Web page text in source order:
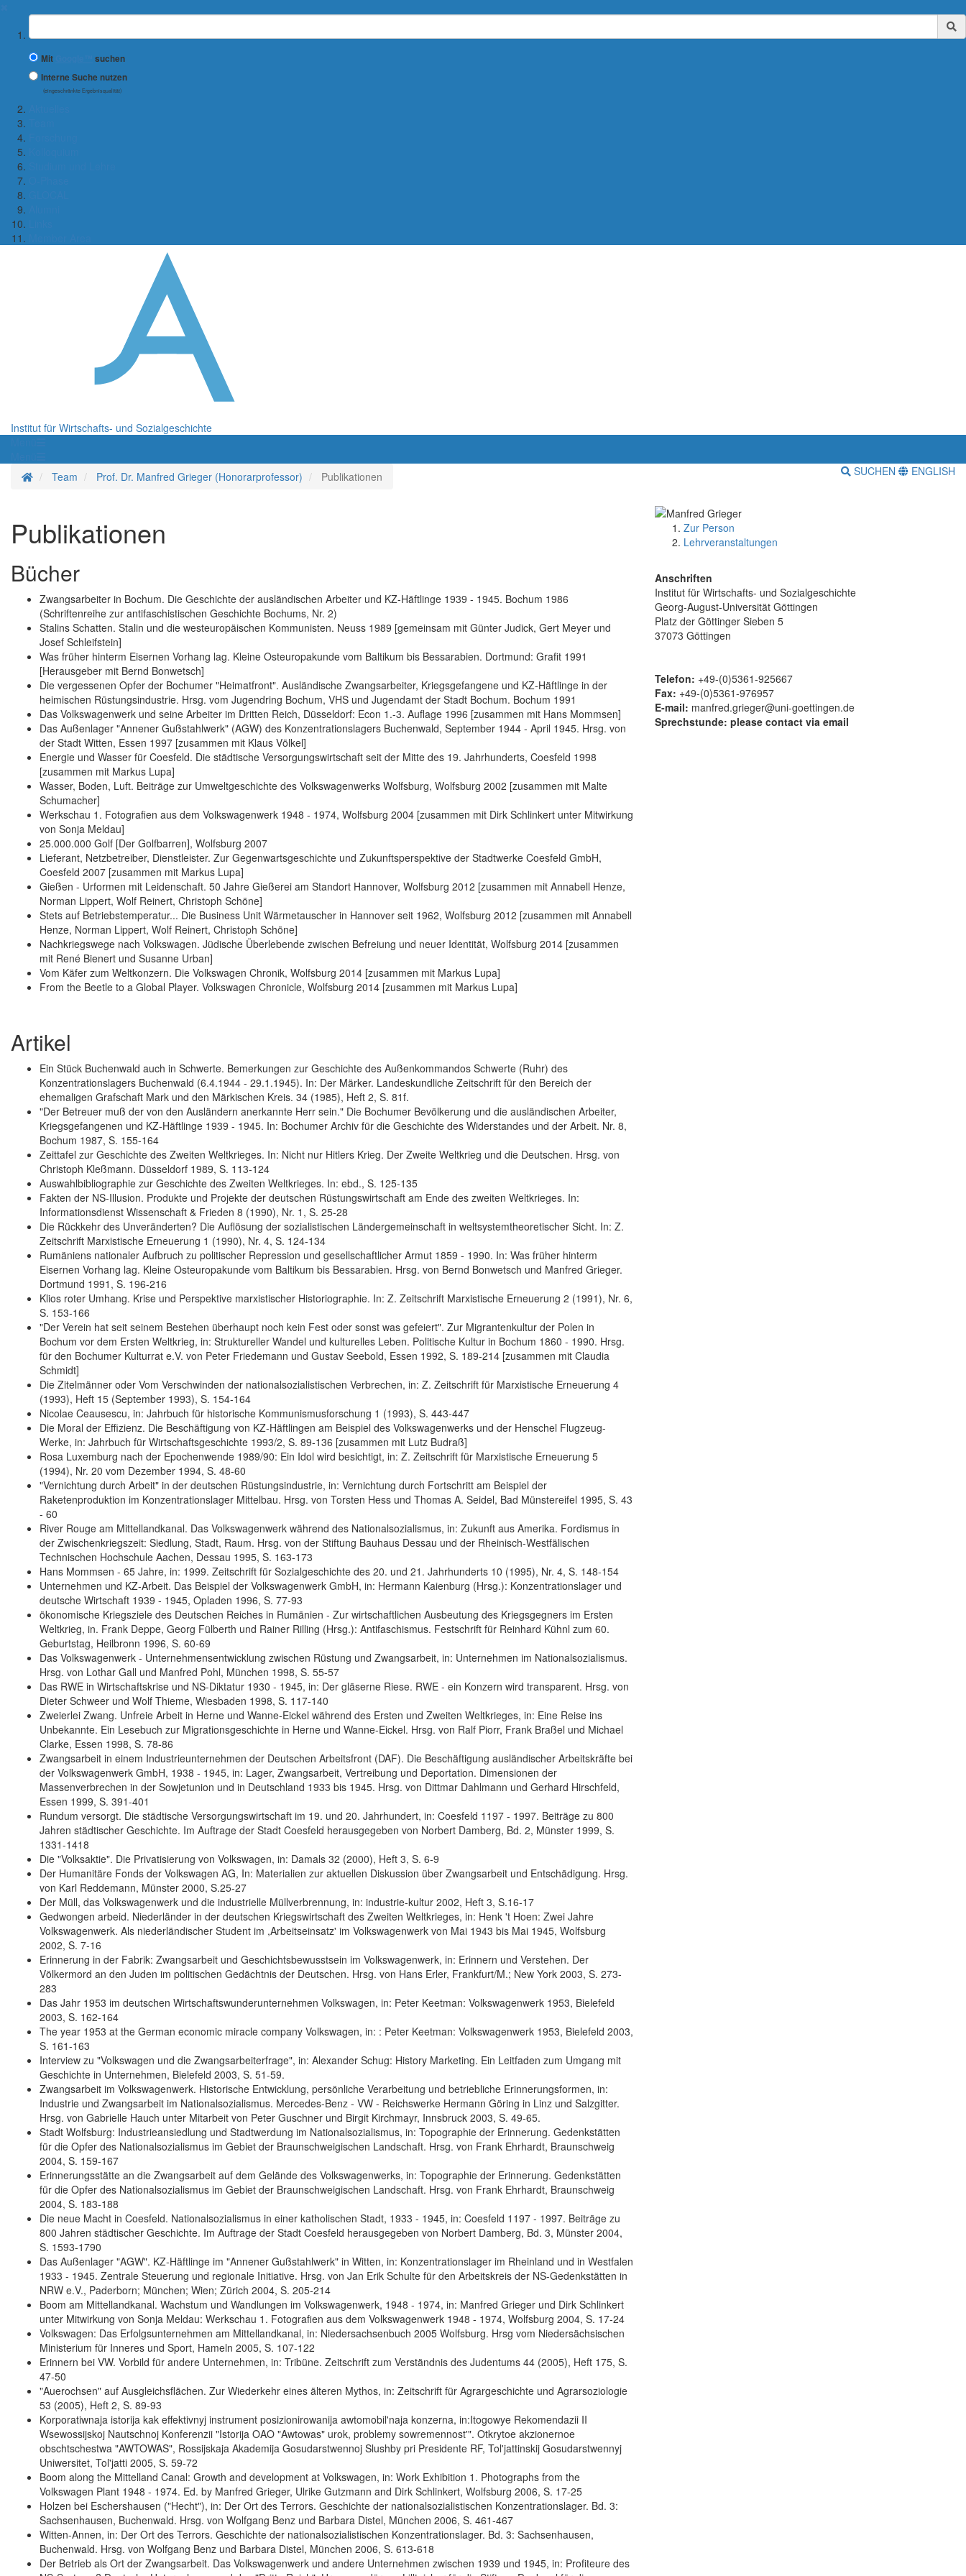
Suchbegriff
Mit
suchen
Interne Suche nutzen
(eingeschränkte Ergebnisqualität)
Institut für Wirtschafts- und Sozialgeschichte
Startseite
Team Prof. Dr. Manfred Grieger (Honorarprofessor) Publikationen SUCHEN ENGLISH
Publikationen
Bücher
Zwangsarbeiter in Bochum. Die Geschichte der ausländischen Arbeiter und KZ-Häftlinge 1939 - 1945. Bochum 1986
(Schriftenreihe zur antifaschistischen Geschichte Bochums, Nr. 2)
Stalins Schatten. Stalin und die westeuropäischen Kommunisten. Neuss 1989 [gemeinsam mit Günter Judick, Gert Meyer und
Josef Schleifstein]
Was früher hinterm Eisernen Vorhang lag. Kleine Osteuropakunde vom Baltikum bis Bessarabien. Dortmund: Grafit 1991
[Herausgeber mit Bernd Bonwetsch]
Die vergessenen Opfer der Bochumer "Heimatfront". Ausländische Zwangsarbeiter, Kriegsgefangene und KZ-Häftlinge in der
heimischen Rüstungsindustrie. Hrsg. vom Jugendring Bochum, VHS und Jugendamt der Stadt Bochum. Bochum 1991
Das Volkswagenwerk und seine Arbeiter im Dritten Reich, Düsseldorf: Econ 1.-3. Auflage 1996 [zusammen mit Hans Mommsen]
Das Außenlager "Annener Gußstahlwerk" (AGW) des Konzentrationslagers Buchenwald, September 1944 - April 1945. Hrsg. von
der Stadt Witten, Essen 1997 [zusammen mit Klaus Völkel]
Energie und Wasser für Coesfeld. Die städtische Versorgungswirtschaft seit der Mitte des 19. Jahrhunderts, Coesfeld 1998
[zusammen mit Markus Lupa]
Wasser, Boden, Luft. Beiträge zur Umweltgeschichte des Volkswagenwerks Wolfsburg, Wolfsburg 2002 [zusammen mit Malte
Schumacher]
Werkschau 1. Fotografien aus dem Volkswagenwerk 1948 - 1974, Wolfsburg 2004 [zusammen mit Dirk Schlinkert unter Mitwirkung
von Sonja Meldau]
25.000.000 Golf [Der Golfbarren], Wolfsburg 2007
Lieferant, Netzbetreiber, Dienstleister. Zur Gegenwartsgeschichte und Zukunftsperspektive der Stadtwerke Coesfeld GmbH,
Coesfeld 2007 [zusammen mit Markus Lupa]
Gießen - Urformen mit Leidenschaft. 50 Jahre Gießerei am Standort Hannover, Wolfsburg 2012 [zusammen mit Annabell Henze,
Norman Lippert, Wolf Reinert, Christoph Schöne]
Stets auf Betriebstemperatur... Die Business Unit Wärmetauscher in Hannover seit 1962, Wolfsburg 2012 [zusammen mit Annabell
Henze, Norman Lippert, Wolf Reinert, Christoph Schöne]
Nachkriegswege nach Volkswagen. Jüdische Überlebende zwischen Befreiung und neuer Identität, Wolfsburg 2014 [zusammen
mit René Bienert und Susanne Urban]
Vom Käfer zum Weltkonzern. Die Volkswagen Chronik, Wolfsburg 2014 [zusammen mit Markus Lupa]
From the Beetle to a Global Player. Volkswagen Chronicle, Wolfsburg 2014 [zusammen mit Markus Lupa]
Artikel
Ein Stück Buchenwald auch in Schwerte. Bemerkungen zur Geschichte des Außenkommandos Schwerte (Ruhr) des
Konzentrationslagers Buchenwald (6.4.1944 - 29.1.1945). In: Der Märker. Landeskundliche Zeitschrift für den Bereich der
ehemaligen Grafschaft Mark und den Märkischen Kreis. 34 (1985), Heft 2, S. 81f.
"Der Betreuer muß der von den Ausländern anerkannte Herr sein." Die Bochumer Bevölkerung und die ausländischen Arbeiter,
Kriegsgefangenen und KZ-Häftlinge 1939 - 1945. In: Bochumer Archiv für die Geschichte des Widerstandes und der Arbeit. Nr. 8,
Bochum 1987, S. 155-164
Zeittafel zur Geschichte des Zweiten Weltkrieges. In: Nicht nur Hitlers Krieg. Der Zweite Weltkrieg und die Deutschen. Hrsg. von
Christoph Kleßmann. Düsseldorf 1989, S. 113-124
Auswahlbibliographie zur Geschichte des Zweiten Weltkrieges. In: ebd., S. 125-135
Fakten der NS-Illusion. Produkte und Projekte der deutschen Rüstungswirtschaft am Ende des zweiten Weltkrieges. In:
Informationsdienst Wissenschaft & Frieden 8 (1990), Nr. 1, S. 25-28
Die Rückkehr des Unveränderten? Die Auflösung der sozialistischen Ländergemeinschaft in weltsystemtheoretischer Sicht. In: Z.
Zeitschrift Marxistische Erneuerung 1 (1990), Nr. 4, S. 124-134
Rumäniens nationaler Aufbruch zu politischer Repression und gesellschaftlicher Armut 1859 - 1990. In: Was früher hinterm
Eisernen Vorhang lag. Kleine Osteuropakunde vom Baltikum bis Bessarabien. Hrsg. von Bernd Bonwetsch und Manfred Grieger.
Dortmund 1991, S. 196-216
Klios roter Umhang. Krise und Perspektive marxistischer Historiographie. In: Z. Zeitschrift Marxistische Erneuerung 2 (1991), Nr. 6,
S. 153-166
"Der Verein hat seit seinem Bestehen überhaupt noch kein Fest oder sonst was gefeiert". Zur Migrantenkultur der Polen in
Bochum vor dem Ersten Weltkrieg, in: Struktureller Wandel und kulturelles Leben. Politische Kultur in Bochum 1860 - 1990. Hrsg.
für den Bochumer Kulturrat e.V. von Peter Friedemann und Gustav Seebold, Essen 1992, S. 189-214 [zusammen mit Claudia
Schmidt]
Die Zitelmänner oder Vom Verschwinden der nationalsozialistischen Verbrechen, in: Z. Zeitschrift für Marxistische Erneuerung 4
(1993), Heft 15 (September 1993), S. 154-164
Nicolae Ceausescu, in: Jahrbuch für historische Kommunismusforschung 1 (1993), S. 443-447
Die Moral der Effizienz. Die Beschäftigung von KZ-Häftlingen am Beispiel des Volkswagenwerks und der Henschel Flugzeug-
Werke, in: Jahrbuch für Wirtschaftsgeschichte 1993/2, S. 89-136 [zusammen mit Lutz Budraß]
Rosa Luxemburg nach der Epochenwende 1989/90: Ein Idol wird besichtigt, in: Z. Zeitschrift für Marxistische Erneuerung 5
(1994), Nr. 20 vom Dezember 1994, S. 48-60
"Vernichtung durch Arbeit" in der deutschen Rüstungsindustrie, in: Vernichtung durch Fortschritt am Beispiel der
Raketenproduktion im Konzentrationslager Mittelbau. Hrsg. von Torsten Hess und Thomas A. Seidel, Bad Münstereifel 1995, S. 43
- 60
River Rouge am Mittellandkanal. Das Volkswagenwerk während des Nationalsozialismus, in: Zukunft aus Amerika. Fordismus in
der Zwischenkriegszeit: Siedlung, Stadt, Raum. Hrsg. von der Stiftung Bauhaus Dessau und der Rheinisch-Westfälischen
Technischen Hochschule Aachen, Dessau 1995, S. 163-173
Hans Mommsen - 65 Jahre, in: 1999. Zeitschrift für Sozialgeschichte des 20. und 21. Jahrhunderts 10 (1995), Nr. 4, S. 148-154
Unternehmen und KZ-Arbeit. Das Beispiel der Volkswagenwerk GmbH, in: Hermann Kaienburg (Hrsg.): Konzentrationslager und
deutsche Wirtschaft 1939 - 1945, Opladen 1996, S. 77-93
ökonomische Kriegsziele des Deutschen Reiches in Rumänien - Zur wirtschaftlichen Ausbeutung des Kriegsgegners im Ersten
Weltkrieg, in. Frank Deppe, Georg Fülberth und Rainer Rilling (Hrsg.): Antifaschismus. Festschrift für Reinhard Kühnl zum 60.
Geburtstag, Heilbronn 1996, S. 60-69
Das Volkswagenwerk - Unternehmensentwicklung zwischen Rüstung und Zwangsarbeit, in: Unternehmen im Nationalsozialismus.
Hrsg. von Lothar Gall und Manfred Pohl, München 1998, S. 55-57
Das RWE in Wirtschaftskrise und NS-Diktatur 1930 - 1945, in: Der gläserne Riese. RWE - ein Konzern wird transparent. Hrsg. von
Dieter Schweer und Wolf Thieme, Wiesbaden 1998, S. 117-140
Zweierlei Zwang. Unfreie Arbeit in Herne und Wanne-Eickel während des Ersten und Zweiten Weltkrieges, in: Eine Reise ins
Unbekannte. Ein Lesebuch zur Migrationsgeschichte in Herne und Wanne-Eickel. Hrsg. von Ralf Piorr, Frank Braßel und Michael
Clarke, Essen 1998, S. 78-86
Zwangsarbeit in einem Industrieunternehmen der Deutschen Arbeitsfront (DAF). Die Beschäftigung ausländischer Arbeitskräfte bei
der Volkswagenwerk GmbH, 1938 - 1945, in: Lager, Zwangsarbeit, Vertreibung und Deportation. Dimensionen der
Massenverbrechen in der Sowjetunion und in Deutschland 1933 bis 1945. Hrsg. von Dittmar Dahlmann und Gerhard Hirschfeld,
Essen 1999, S. 391-401
Rundum versorgt. Die städtische Versorgungswirtschaft im 19. und 20. Jahrhundert, in: Coesfeld 1197 - 1997. Beiträge zu 800
Jahren städtischer Geschichte. Im Auftrage der Stadt Coesfeld herausgegeben von Norbert Damberg, Bd. 2, Münster 1999, S.
1331-1418
Die "Volksaktie". Die Privatisierung von Volkswagen, in: Damals 32 (2000), Heft 3, S. 6-9
Der Humanitäre Fonds der Volkswagen AG, In: Materialien zur aktuellen Diskussion über Zwangsarbeit und Entschädigung. Hrsg.
von Karl Reddemann, Münster 2000, S.25-27
Der Müll, das Volkswagenwerk und die industrielle Müllverbrennung, in: industrie-kultur 2002, Heft 3, S.16-17
Gedwongen arbeid. Niederländer in der deutschen Kriegswirtschaft des Zweiten Weltkrieges, in: Henk 't Hoen: Zwei Jahre
Volkswagenwerk. Als niederländischer Student im ,Arbeitseinsatz' im Volkswagenwerk von Mai 1943 bis Mai 1945, Wolfsburg
2002, S. 7-16
Erinnerung in der Fabrik: Zwangsarbeit und Geschichtsbewusstsein im Volkswagenwerk, in: Erinnern und Verstehen. Der
Völkermord an den Juden im politischen Gedächtnis der Deutschen. Hrsg. von Hans Erler, Frankfurt/M.; New York 2003, S. 273-
283
Das Jahr 1953 im deutschen Wirtschaftswunderunternehmen Volkswagen, in: Peter Keetman: Volkswagenwerk 1953, Bielefeld
2003, S. 162-164
The year 1953 at the German economic miracle company Volkswagen, in: : Peter Keetman: Volkswagenwerk 1953, Bielefeld 2003,
S. 161-163
Interview zu "Volkswagen und die Zwangsarbeiterfrage", in: Alexander Schug: History Marketing. Ein Leitfaden zum Umgang mit
Geschichte in Unternehmen, Bielefeld 2003, S. 51-59.
Zwangsarbeit im Volkswagenwerk. Historische Entwicklung, persönliche Verarbeitung und betriebliche Erinnerungsformen, in:
Industrie und Zwangsarbeit im Nationalsozialismus. Mercedes-Benz - VW - Reichswerke Hermann Göring in Linz und Salzgitter.
Hrsg. von Gabrielle Hauch unter Mitarbeit von Peter Guschner und Birgit Kirchmayr, Innsbruck 2003, S. 49-65.
Stadt Wolfsburg: Industrieansiedlung und Stadtwerdung im Nationalsozialismus, in: Topographie der Erinnerung. Gedenkstätten
für die Opfer des Nationalsozialismus im Gebiet der Braunschweigischen Landschaft. Hrsg. von Frank Ehrhardt, Braunschweig
2004, S. 159-167
Erinnerungsstätte an die Zwangsarbeit auf dem Gelände des Volkswagenwerks, in: Topographie der Erinnerung. Gedenkstätten
für die Opfer des Nationalsozialismus im Gebiet der Braunschweigischen Landschaft. Hrsg. von Frank Ehrhardt, Braunschweig
2004, S. 183-188
Die neue Macht in Coesfeld. Nationalsozialismus in einer katholischen Stadt, 1933 - 1945, in: Coesfeld 1197 - 1997. Beiträge zu
800 Jahren städtischer Geschichte. Im Auftrage der Stadt Coesfeld herausgegeben von Norbert Damberg, Bd. 3, Münster 2004,
S. 1593-1790
Das Außenlager "AGW". KZ-Häftlinge im "Annener Gußstahlwerk" in Witten, in: Konzentrationslager im Rheinland und in Westfalen
1933 - 1945. Zentrale Steuerung und regionale Initiative. Hrsg. von Jan Erik Schulte für den Arbeitskreis der NS-Gedenkstätten in
NRW e.V., Paderborn; München; Wien; Zürich 2004, S. 205-214
Boom am Mittellandkanal. Wachstum und Wandlungen im Volkswagenwerk, 1948 - 1974, in: Manfred Grieger und Dirk Schlinkert
unter Mitwirkung von Sonja Meldau: Werkschau 1. Fotografien aus dem Volkswagenwerk 1948 - 1974, Wolfsburg 2004, S. 17-24
Volkswagen: Das Erfolgsunternehmen am Mittellandkanal, in: Niedersachsenbuch 2005 Wolfsburg. Hrsg vom Niedersächsischen
Ministerium für Inneres und Sport, Hameln 2005, S. 107-122
Erinnern bei VW. Vorbild für andere Unternehmen, in: Tribüne. Zeitschrift zum Verständnis des Judentums 44 (2005), Heft 175, S.
47-50
"Auerochsen" auf Ausgleichsflächen. Zur Wiederkehr eines älteren Mythos, in: Zeitschrift für Agrargeschichte und Agrarsoziologie
53 (2005), Heft 2, S. 89-93
Korporatiwnaja istorija kak effektivnyj instrument posizionirowanija awtomobil'naja konzerna, in:Itogowye Rekomendazii II
Wsewossijskoj Nautschnoj Konferenzii "Istorija OAO "Awtowas" urok, problemy sowremennost'". Otkrytoe akzionernoe
obschtschestwa "AWTOWAS", Rossijskaja Akademija Gosudarstwennoj Slushby pri Presidente RF, Tol'jattinskij Gosudarstwennyj
Uniwersitet, Tol'jatti 2005, S. 59-72
Boom along the Mittelland Canal: Growth and development at Volkswagen, in: Work Exhibition 1. Photographs from the
Volkswagen Plant 1948 - 1974. Ed. by Manfred Grieger, Ulrike Gutzmann and Dirk Schlinkert, Wolfsburg 2006, S. 17-25
Holzen bei Eschershausen ("Hecht"), in: Der Ort des Terrors. Geschichte der nationalsozialistischen Konzentrationslager. Bd. 3:
Sachsenhausen, Buchenwald. Hrsg. von Wolfgang Benz und Barbara Distel, München 2006, S. 461-467
Witten-Annen, in: Der Ort des Terrors. Geschichte der nationalsozialistischen Konzentrationslager. Bd. 3: Sachsenhausen,
Buchenwald. Hrsg. von Wolfgang Benz und Barbara Distel, München 2006, S. 613-618
Der Betrieb als Ort der Zwangsarbeit. Das Volkswagenwerk und andere Unternehmen zwischen 1939 und 1945, in: Profiteure des
Zur Person
Lehrveranstaltungen
Anschriften
Institut für Wirtschafts- und Sozialgeschichte
Georg-August-Universität Göttingen
Platz der Göttinger Sieben 5
37073 Göttingen
Telefon: +49-(0)5361-925667
Fax: +49-(0)5361-976957
E-mail: manfred.grieger@uni-goettingen.de
Sprechstunde: please contact via email